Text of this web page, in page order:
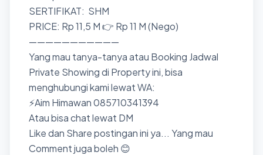
SERTIFIKAT: SHM
PRICE: Rp 11,5 M 👉 Rp 11 M (Nego)
———————————
Yang mau tanya-tanya atau Booking Jadwal
Private Showing di Property ini, bisa
menghubungi kami lewat WA:
⚡Aim Himawan 085710341394
Atau bisa chat lewat DM
Like dan Share postingan ini ya... Yang mau
Comment juga boleh 😊